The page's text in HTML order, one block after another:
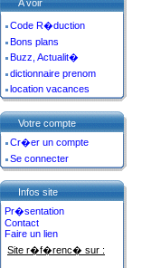
A voir
Code R�duction
Bons plans
Buzz, Actualit�
dictionnaire prenom
location vacances
Votre compte
Cr�er un compte
Se connecter
Infos site
Pr�sentation
Contact
Faire un lien
Site r�f�renc� sur :